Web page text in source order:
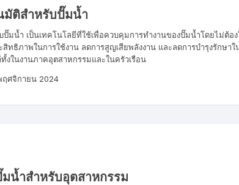
มัติสำหรับปั๊มน้ำ
มน้ำ เป็นเทคโนโลยีที่ใช้เพื่อควบคุมการทำงานของปั๊มน้ำโดยไม่ต้อ
สิทธิภาพในการใช้งาน ลดการสูญเสียพลังงาน และลดการบำรุงรักษา
งในงานภาคอุตสาหกรรมและในครัวเรือน
ฤศจิกายน 2024
น้ำสำหรับอุตสาหกรรม